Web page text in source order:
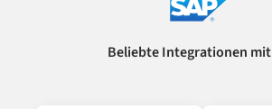
Beliebte Integrationen mit